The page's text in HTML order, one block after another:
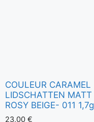
COULEUR CARAMEL
LIDSCHATTEN MATT
ROSY BEIGE- 011 1,7g
23,00 €